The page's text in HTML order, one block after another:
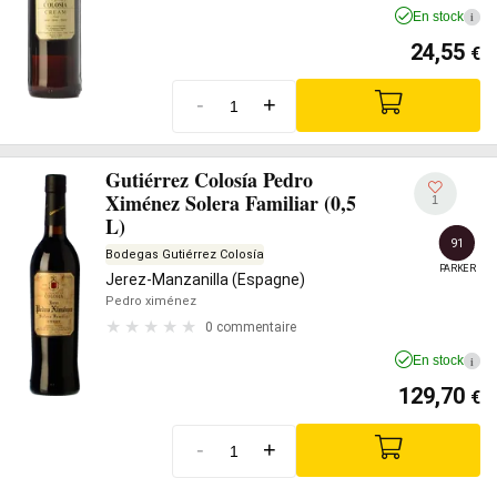
En stock i
24,55 €
- +
Gutiérrez Colosía Pedro
Ximénez Solera Familiar (0,5
L)
Bodegas Gutiérrez Colosía
Jerez-Manzanilla (Espagne)
Pedro ximénez
0 commentaire
1
91
PARKER
En stock i
129,70 €
- +